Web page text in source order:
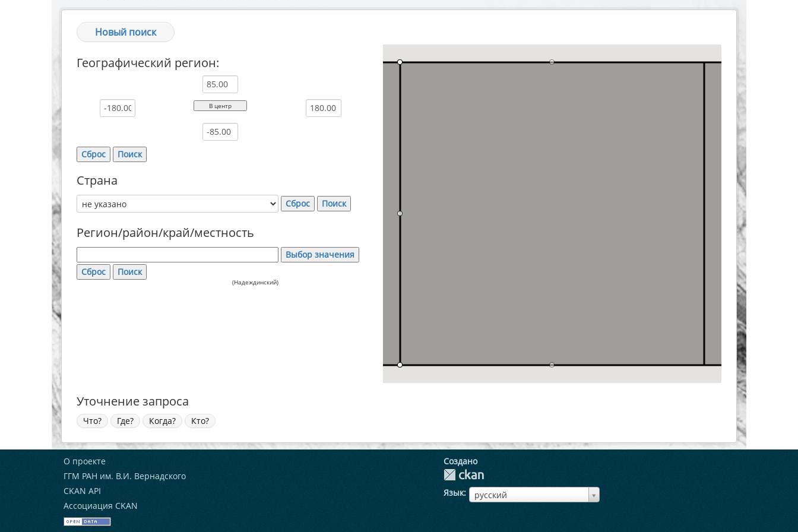
Новый поиск
Географический регион:
Страна
Регион/район/край/местность
(Надеждинский)
Уточнение запроса
Что? Где? Когда? Кто?
О проекте
ГГМ РАН им. В.И. Вернадского
CKAN API
Ассоциация CKAN
Создано
Язык русский
ЯзыкЯзык